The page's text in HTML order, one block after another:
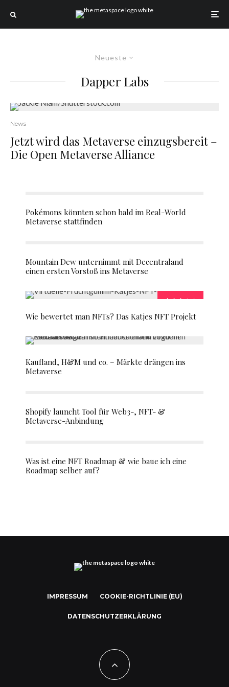
Neueste
Dapper Labs
News
Jetzt wird das Metaverse einzugsbereit –
Die Open Metaverse Alliance
Pokémons könnten schon bald im Real-World
Metaverse stattfinden
Mountain Dew unternimmt mit Decentraland
einen ersten Vorstoß ins Metaverse
Wie bewertet man NFTs? Das Katjes NFT Projekt
Kaufland, H&M und co. – Märkte drängen ins
Metaverse
Shopify launcht Tool für Web3-, NFT- &
Metaverse-Anbindung
Was ist eine NFT Roadmap & wie baue ich eine
Roadmap selber auf?
IMPRESSUM COOKIE-RICHTLINIE (EU)
DATENSCHUTZERKLÄRUNG